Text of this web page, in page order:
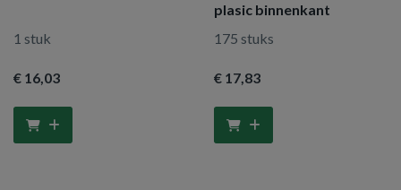
1 stuk
€ 16,03
plasic binnenkant
175 stuks
€ 17,83